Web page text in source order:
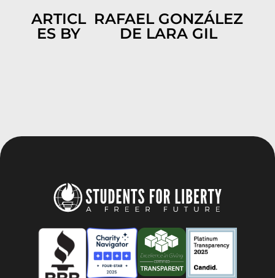
ARTICL
ES BY
RAFAEL GONZÁLEZ
DE LARA GIL